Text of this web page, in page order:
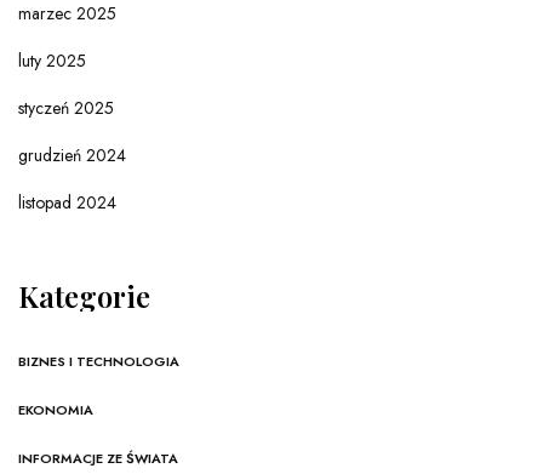
marzec 2025
luty 2025
styczeń 2025
grudzień 2024
listopad 2024
Kategorie
BIZNES I TECHNOLOGIA
EKONOMIA
INFORMACJE ZE ŚWIATA